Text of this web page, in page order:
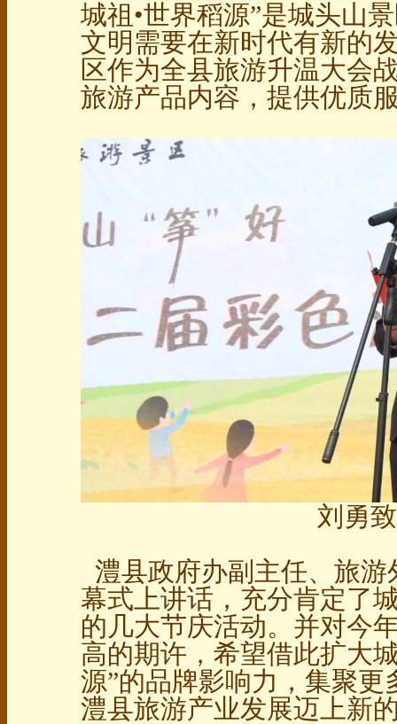
城祖•世界稻源”是城头山
文明需要在新时代有新的
区作为全县旅游升温大会
旅游产品内容，提供优质
刘勇
澧县政府办副主任、旅
幕式上讲话，充分肯定了
的几大节庆活动。并对今
高的期许，希望借此扩大
源”的品牌影响力，集聚
澧县旅游产业发展迈上新